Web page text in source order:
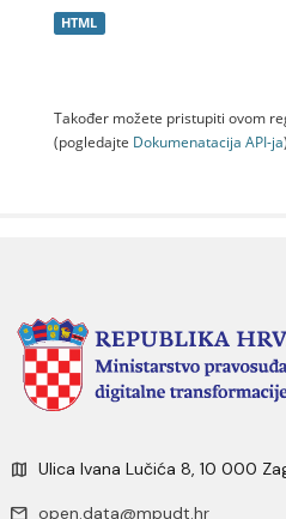
HTML
Također možete pristupiti ovom
(pogledajte Dokumenаtаcijа API-jа